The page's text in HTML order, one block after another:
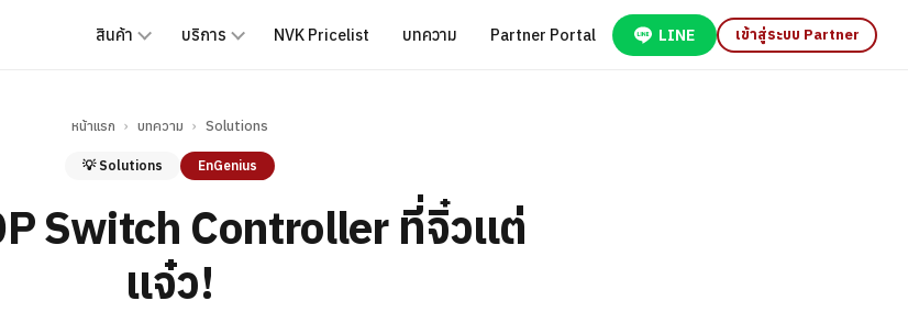
สินค้า บริการ NVK Pricelist บทความ Partner Portal LINE เข้าสู่ระบบ Partner
หน้าแรก › บทความ › Solutions
💡 Solutions EnGenius
Switch Controller ที่จิ๋วแต่
แจ๋ว!